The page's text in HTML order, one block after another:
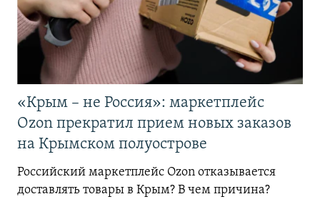
«Крым – не Россия»: маркетплейс
Ozon прекратил прием новых заказов
на Крымском полуострове
Российский маркетплейс Ozon отказывается
доставлять товары в Крым? В чем причина?